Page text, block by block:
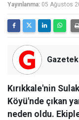
Yayınlanma: 05 Ağustos
Kırıkkale'nin
Köyü'nde çıkan
neden oldu.